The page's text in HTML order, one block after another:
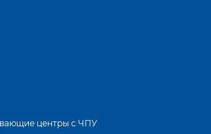
центры с ЧПУ